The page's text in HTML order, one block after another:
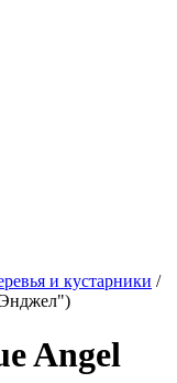
и кустарники /
Angel